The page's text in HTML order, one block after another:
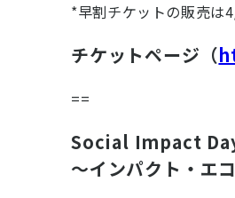
*早割チケットの販売は
チケットページ（
==
Social Impact
〜インパクト・エ